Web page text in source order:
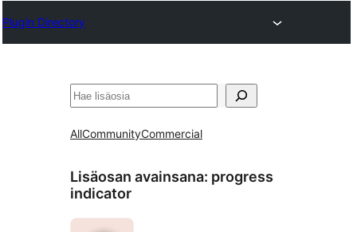
Plugin Directory
Etsi
AllCommunityCommercial
Lisäosan avainsana: progress
indicator